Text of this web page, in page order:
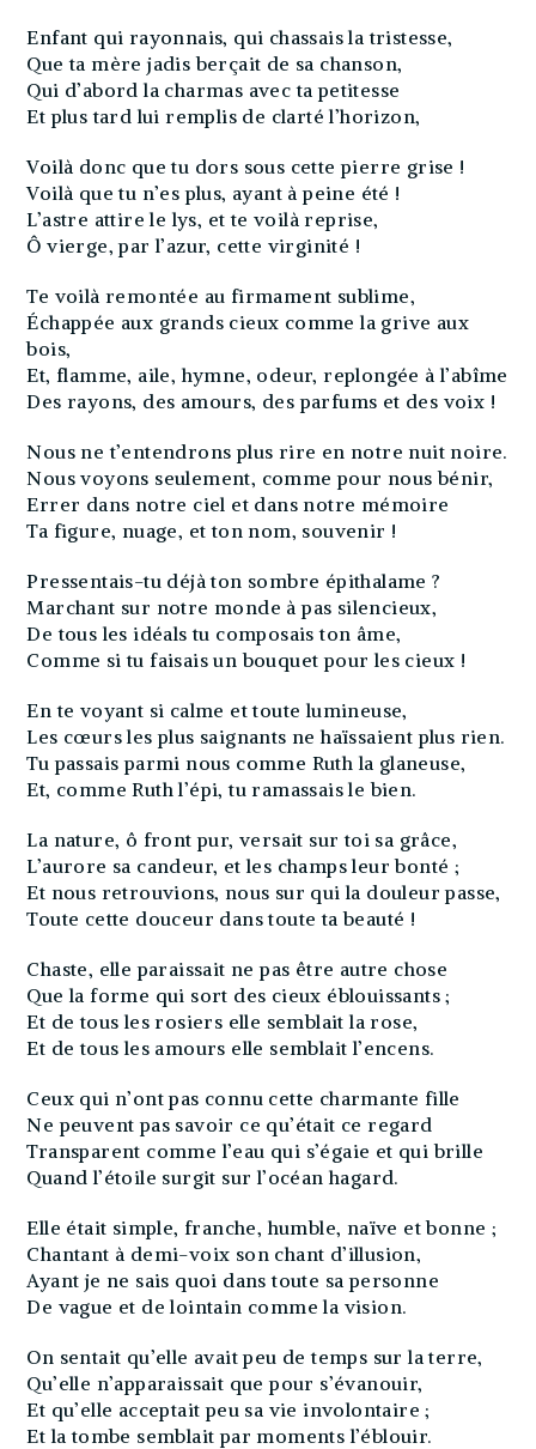
Enfant qui rayonnais, qui chassais la tristesse,
Que ta mère jadis berçait de sa chanson,
Qui d’abord la charmas avec ta petitesse
Et plus tard lui remplis de clarté l’horizon,
Voilà donc que tu dors sous cette pierre grise !
Voilà que tu n’es plus, ayant à peine été !
L’astre attire le lys, et te voilà reprise,
Ô vierge, par l’azur, cette virginité !
Te voilà remontée au firmament sublime,
Échappée aux grands cieux comme la grive aux
bois,
Et, flamme, aile, hymne, odeur, replongée à l’abîme
Des rayons, des amours, des parfums et des voix !
Nous ne t’entendrons plus rire en notre nuit noire.
Nous voyons seulement, comme pour nous bénir,
Errer dans notre ciel et dans notre mémoire
Ta figure, nuage, et ton nom, souvenir !
Pressentais-tu déjà ton sombre épithalame ?
Marchant sur notre monde à pas silencieux,
De tous les idéals tu composais ton âme,
Comme si tu faisais un bouquet pour les cieux !
En te voyant si calme et toute lumineuse,
Les cœurs les plus saignants ne haïssaient plus rien.
Tu passais parmi nous comme Ruth la glaneuse,
Et, comme Ruth l’épi, tu ramassais le bien.
La nature, ô front pur, versait sur toi sa grâce,
L’aurore sa candeur, et les champs leur bonté ;
Et nous retrouvions, nous sur qui la douleur passe,
Toute cette douceur dans toute ta beauté !
Chaste, elle paraissait ne pas être autre chose
Que la forme qui sort des cieux éblouissants ;
Et de tous les rosiers elle semblait la rose,
Et de tous les amours elle semblait l’encens.
Ceux qui n’ont pas connu cette charmante fille
Ne peuvent pas savoir ce qu’était ce regard
Transparent comme l’eau qui s’égaie et qui brille
Quand l’étoile surgit sur l’océan hagard.
Elle était simple, franche, humble, naïve et bonne ;
Chantant à demi-voix son chant d’illusion,
Ayant je ne sais quoi dans toute sa personne
De vague et de lointain comme la vision.
On sentait qu’elle avait peu de temps sur la terre,
Qu’elle n’apparaissait que pour s’évanouir,
Et qu’elle acceptait peu sa vie involontaire ;
Et la tombe semblait par moments l’éblouir.